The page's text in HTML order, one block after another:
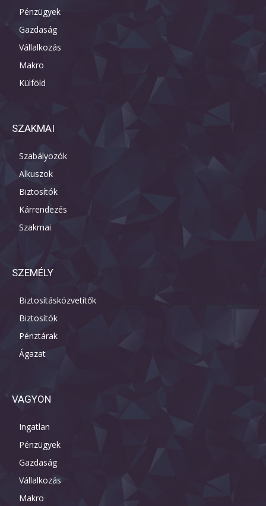
Pénzügyek
Gazdaság
Vállalkozás
Makro
Külföld
SZAKMAI
Szabályozók
Alkuszok
Biztosítók
Kárrendezés
Szakmai
SZEMÉLY
Biztosításközvetítők
Biztosítók
Pénztárak
Ágazat
VAGYON
Ingatlan
Pénzügyek
Gazdaság
Vállalkozás
Makro